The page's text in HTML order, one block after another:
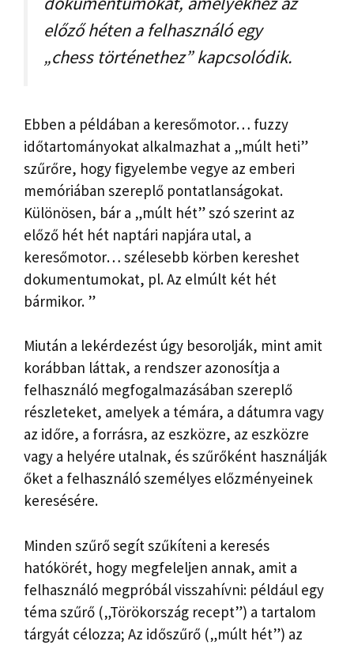
előző héten a felhasználó egy
„chess történethez” kapcsolódik.
Ebben a példában a keresőmotor… fuzzy
időtartományokat alkalmazhat a „múlt heti”
szűrőre, hogy figyelembe vegye az emberi
memóriában szereplő pontatlanságokat.
Különösen, bár a „múlt hét” szó szerint az
előző hét hét naptári napjára utal, a
keresőmotor… szélesebb körben kereshet
dokumentumokat, pl. Az elmúlt két hét
bármikor. ”
Miután a lekérdezést úgy besorolják, mint amit
korábban láttak, a rendszer azonosítja a
felhasználó megfogalmazásában szereplő
részleteket, amelyek a témára, a dátumra vagy
az időre, a forrásra, az eszközre, az eszközre
vagy a helyére utalnak, és szűrőként használják
őket a felhasználó személyes előzményeinek
keresésére.
Minden szűrő segít szűkíteni a keresés
hatókörét, hogy megfeleljen annak, amit a
felhasználó megpróbál visszahívni: például egy
téma szűrő („Törökország recept”) a tartalom
tárgyát célozza; Az időszűrő („múlt hét”) az